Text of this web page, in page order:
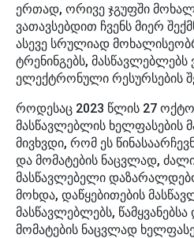
ერთად, ორივე ჯგუფში
ვათავსებდით ჩვენს მიერ
ასევე სრულიად
ტრენინგებს,
ელექტრონული რესურსების
როდესაც 2023 წლის 27
მასწავლებლის ხელფასების
მივხვდი, რომ ეს
და მომატების ნაცვლად,
მასწავლებელი
მოხდა, დაწყებითების
მასწავლებლებს,
მომატების ნაცვლად